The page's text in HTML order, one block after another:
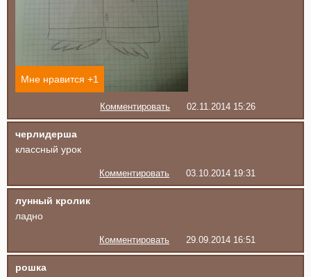
Мне нравится +1
Комментировать 02.11.2014 15:26
черлидерша
классный урок
Комментировать 03.10.2014 19:31
лунный кролик
ладно
Комментировать 29.09.2014 16:51
рошка